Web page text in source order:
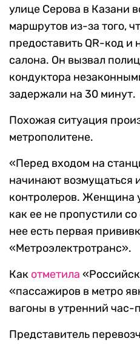
улице Серова в Казани
маршрутов из-за того,
предоставить QR-код и
салона. Он вызвал
кондуктора
задержали на 30 минут.
Похожая ситуация
метрополитене.
«Перед входом на
начинают возмущаться
контролеров. Женщина
как ее не пропустили
нее есть первая
«Метроэлектротранс».
Как отметила
«пассажиров в метро
вагоны в утренний
Представитель